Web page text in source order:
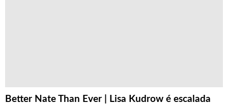
Better Nate Than Ever | Lisa Kudrow é escalada